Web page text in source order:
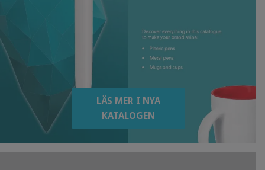
LÄS MER I NYA
KATALOGEN